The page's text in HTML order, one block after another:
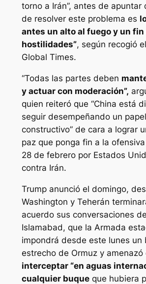
torno a Irán”, antes de apuntar
de resolver este problema es
antes un alto al fuego y un fin
hostilidades”, según recogió
Global Times.
“Todas las partes deben
y actuar con moderación”,
quien reiteró que “China está
seguir desempeñando un
constructivo” de cara a lograr
paz que ponga fin a la
28 de febrero por Estados
contra Irán.
Trump anunció el domingo,
Washington y Teherán
acuerdo sus conversaciones
Islamabad, que la Armada
impondrá desde este lunes un
estrecho de Ormuz y amenazó
interceptar “en aguas
cualquier buqueque hubiera